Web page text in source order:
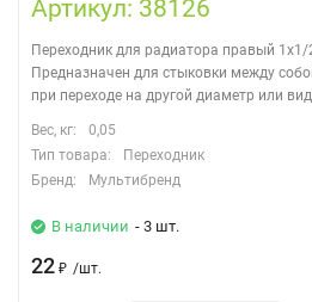
Артикул: 38126
Переходник для радиатора правый 1х1/
Предназначен для стыковки между
при переходе на другой диаметр или
Вес, кг:
0,05
Тип товара:
Переходник
Бренд:
Мультибренд
В наличии - 3 шт.
22 ₽ /шт.